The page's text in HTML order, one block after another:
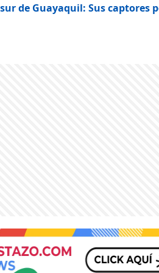
de Guayaquil: Sus captores